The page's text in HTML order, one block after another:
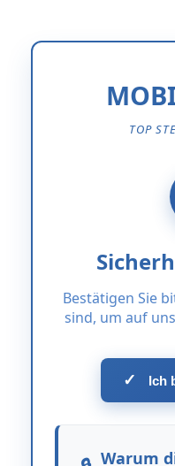
TOP
Bestätigen Sie
sind, um auf
✓ Ich
Warum